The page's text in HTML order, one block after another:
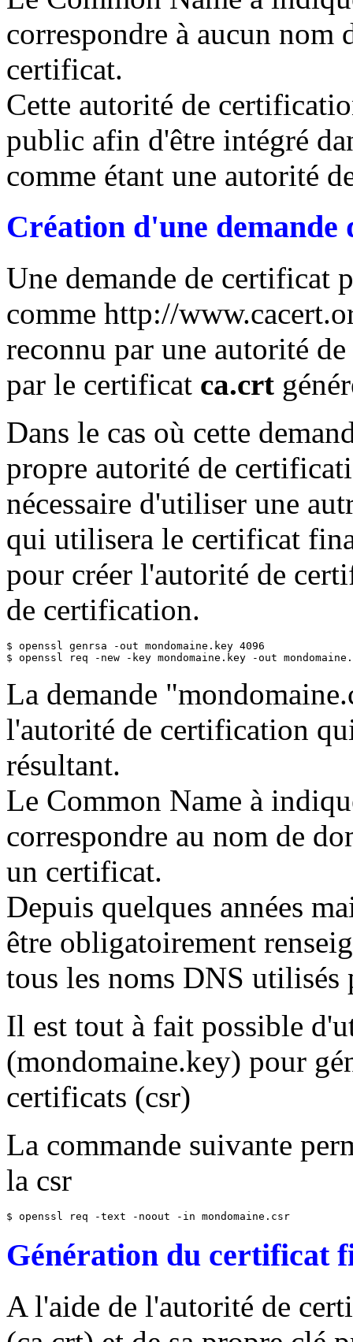
correspondre à aucun nom
certificat.
Cette autorité de
public afin d'être intégré
comme étant une autorité
Création d'une demande
Une demande de certificat
comme http://
reconnu par une autorité
par le certificat ca.crt
Dans le cas où cette
propre autorité de
nécessaire d'utiliser une
qui utilisera le certificat
pour créer l'autorité de
de certification.
$ openssl genrsa -out mondomaine.key 4096
$ openssl req -new -key mondomaine.key -out
La demande
l'autorité de certification
résultant.
Le Common Name à
correspondre au nom de
un certificat.
Depuis quelques années
être obligatoirement
tous les noms DNS
Il est tout à fait possible
(mondomaine.key) pour
certificats (csr)
La commande suivante
la csr
$ openssl req -text -noout -in mondomaine.csr
Génération du certificat
A l'aide de l'autorité de